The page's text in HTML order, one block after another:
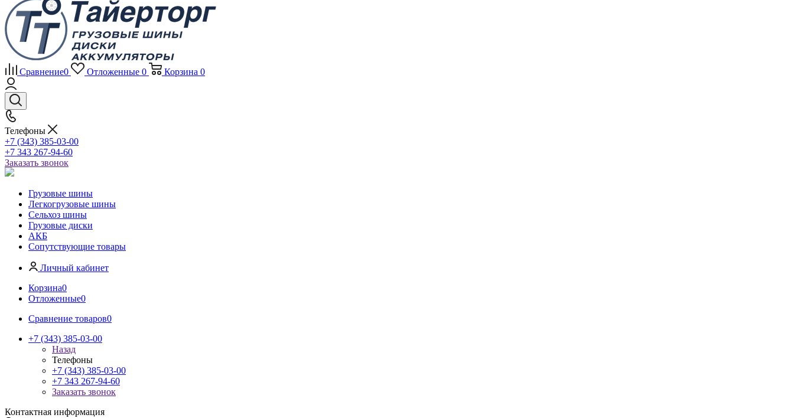
Сравнение0 Отложенные 0 Корзина 0
Телефоны
+7 (343) 385-03-00
+7 343 267-94-60
Заказать звонок
Грузовые шины
Легкогрузовые шины
Сельхоз шины
Грузовые диски
АКБ
Сопутствующие товары
Личный кабинет
Корзина0
Отложенные0
Сравнение товаров0
+7 (343) 385-03-00
Назад
Телефоны
+7 (343) 385-03-00
+7 343 267-94-60
Заказать звонок
Контактная информация